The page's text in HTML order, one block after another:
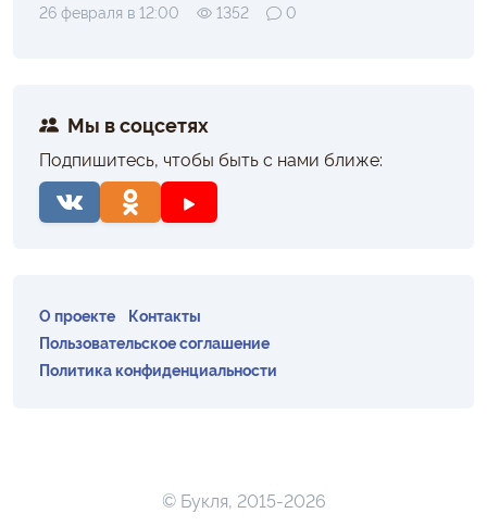
26 февраля в 12:00 1352 0
Мы в соцсетях
Подпишитесь, чтобы быть с нами ближе:
О проекте
Контакты
Пользовательское соглашение
Политика конфиденциальности
© Букля, 2015-2026